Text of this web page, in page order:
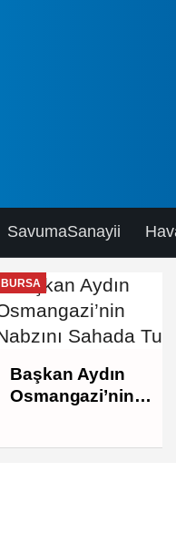
SavumaSanayii
BURSA
Başkan Aydın
Osmangazi’nin